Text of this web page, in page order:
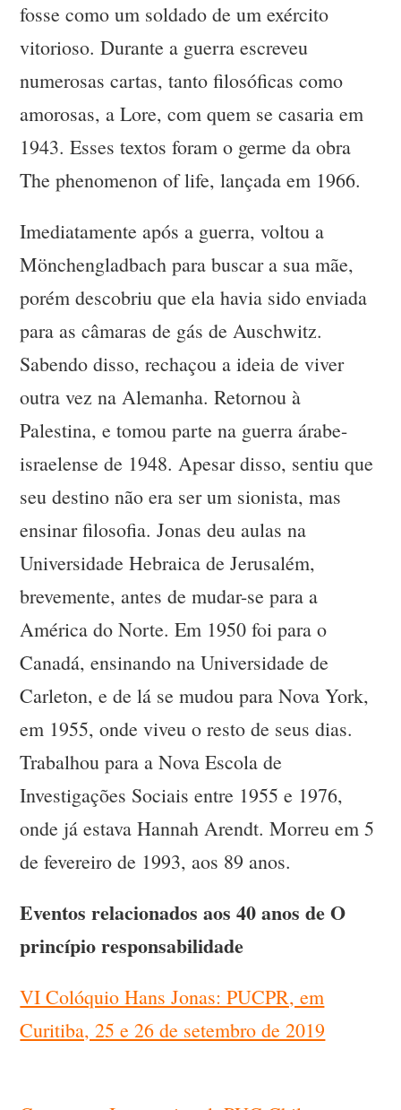
fosse como um soldado de um exército
vitorioso. Durante a guerra escreveu
numerosas cartas, tanto filosóficas como
amorosas, a Lore, com quem se casaria em
1943. Esses textos foram o germe da obra
The phenomenon of life, lançada em 1966.
Imediatamente após a guerra, voltou a
Mönchengladbach para buscar a sua mãe,
porém descobriu que ela havia sido enviada
para as câmaras de gás de Auschwitz.
Sabendo disso, rechaçou a ideia de viver
outra vez na Alemanha. Retornou à
Palestina, e tomou parte na guerra árabe-
israelense de 1948. Apesar disso, sentiu que
seu destino não era ser um sionista, mas
ensinar filosofia. Jonas deu aulas na
Universidade Hebraica de Jerusalém,
brevemente, antes de mudar-se para a
América do Norte. Em 1950 foi para o
Canadá, ensinando na Universidade de
Carleton, e de lá se mudou para Nova York,
em 1955, onde viveu o resto de seus dias.
Trabalhou para a Nova Escola de
Investigações Sociais entre 1955 e 1976,
onde já estava Hannah Arendt. Morreu em 5
de fevereiro de 1993, aos 89 anos.
Eventos relacionados aos 40 anos de O
princípio responsabilidade
VI Colóquio Hans Jonas: PUCPR, em
Curitiba, 25 e 26 de setembro de 2019